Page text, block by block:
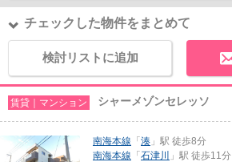
チェックした物件をまとめて
検討リストに追加
賃貸｜マンション シャーメゾンセレッソ
南海本線 「 湊 」駅 徒歩8分
南海本線 「 石津川
」駅 徒歩11分